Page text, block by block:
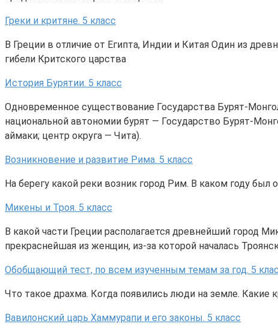
Греки и критяне. 5 класс
В Греции в отличие от Египта, Индии и Китая Один из
гибели Критского царства
История Бурятии. 5 класс
Одновременное существование Государства Бурят-
национальной автономии бурят — Государство Бурят-
аймаки; центр округа — Чита).
Возникновение и развитие Рима. 5 класс
На берегу какой реки возник город Рим. В каком году был
Микены и Троя. 5 класс
В какой части Греции располагается древнейший город
прекраснейшая из женщин, из-за которой началась
Обобщающий тест, по всем изученным темам за год. 5
Что такое драхма. Когда появились люди на земле. Какие
Вавилонский царь Хаммурапи и его законы. 5 класс